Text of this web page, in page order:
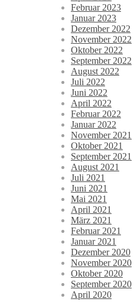
Februar 2023
Januar 2023
Dezember 2022
November 2022
Oktober 2022
September 2022
August 2022
Juli 2022
Juni 2022
April 2022
Februar 2022
Januar 2022
November 2021
Oktober 2021
September 2021
August 2021
Juli 2021
Juni 2021
Mai 2021
April 2021
März 2021
Februar 2021
Januar 2021
Dezember 2020
November 2020
Oktober 2020
September 2020
April 2020